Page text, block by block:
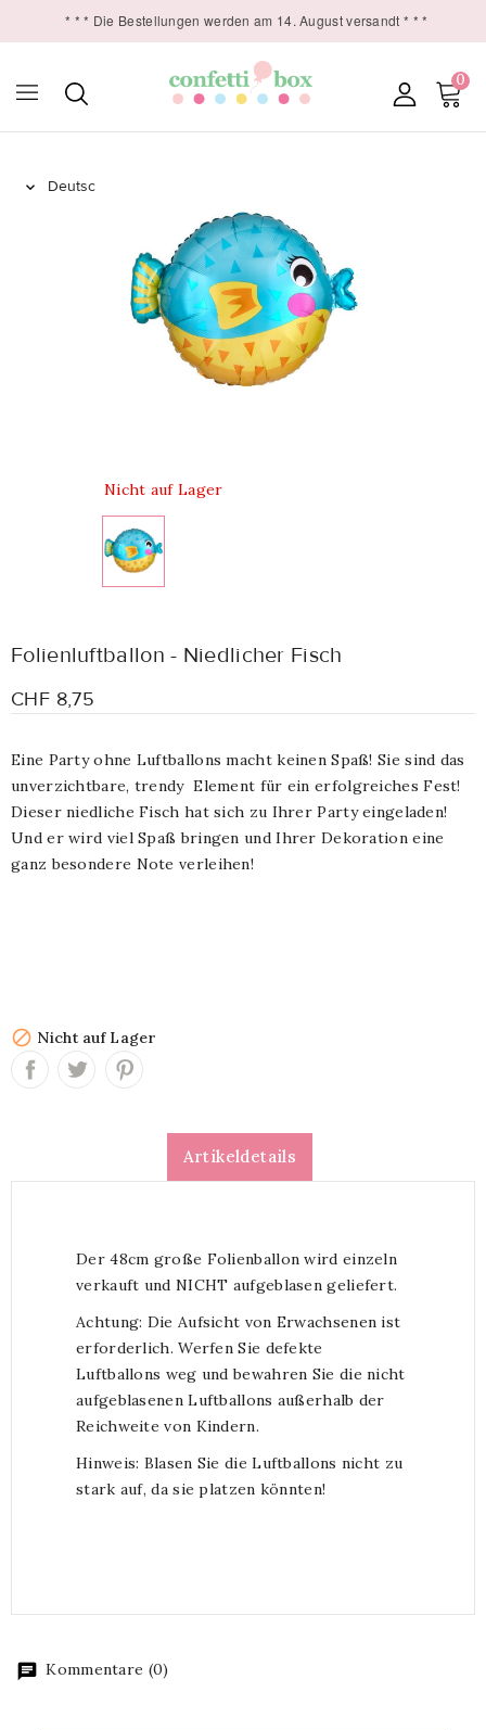
* * * Die Bestellungen werden am 14. August versandt * * *
0

Nicht auf Lager
Folienluftballon - Niedlicher Fisch
CHF 8,75
Eine Party ohne Luftballons macht keinen Spaß! Sie sind das
unverzichtbare, trendy Element für ein erfolgreiches Fest!
Dieser niedliche Fisch hat sich zu Ihrer Party eingeladen!
Und er wird viel Spaß bringen und Ihrer Dekoration eine
ganz besondere Note verleihen!
 Nicht auf Lager
Artikeldetails
Der 48cm große Folienballon wird einzeln
verkauft und NICHT aufgeblasen geliefert.
Achtung: Die Aufsicht von Erwachsenen ist
erforderlich. Werfen Sie defekte
Luftballons weg und bewahren Sie die nicht
aufgeblasenen Luftballons außerhalb der
Reichweite von Kindern.
Hinweis: Blasen Sie die Luftballons nicht zu
stark auf, da sie platzen könnten!
Kommentare (0)